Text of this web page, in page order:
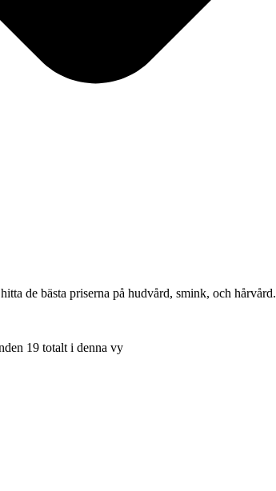
de bästa priserna på hudvård, smink, och hårvård.
19 totalt i denna vy